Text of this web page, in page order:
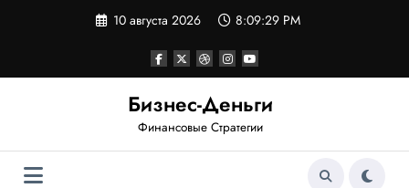
10 августа 2026 8:09:29 PM
Бизнес-Деньги
Финансовые Стратегии